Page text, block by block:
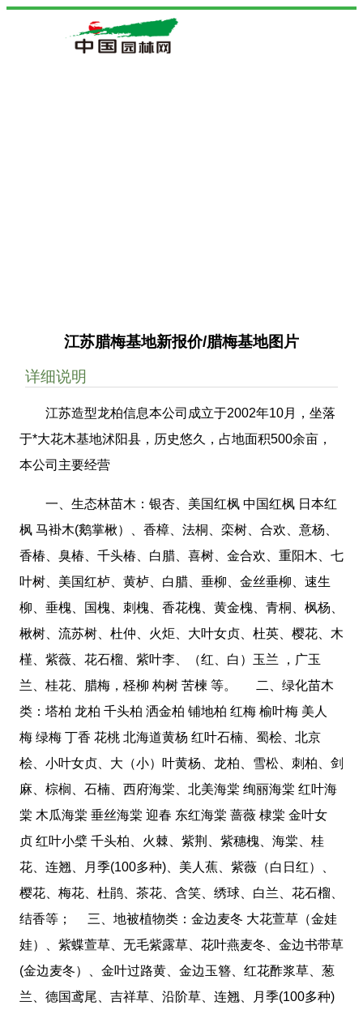
江苏腊梅基地新报价/腊梅基地图片
详细说明
江苏造型龙柏信息本公司成立于2002年10月，坐落
于*大花木基地沭阳县，历史悠久，占地面积500余亩，
本公司主要经营
一、生态林苗木：银杏、美国红枫 中国红枫 日本红
枫 马褂木(鹅掌楸）、香樟、法桐、栾树、合欢、意杨、
香椿、臭椿、千头椿、白腊、喜树、金合欢、重阳木、七
叶树、美国红栌、黄栌、白腊、垂柳、金丝垂柳、速生
柳、垂槐、国槐、刺槐、香花槐、黄金槐、青桐、枫杨、
楸树、流苏树、杜仲、火炬、大叶女贞、杜英、樱花、木
槿、紫薇、花石榴、紫叶李、（红、白）玉兰 ，广玉
兰、桂花、腊梅，柽柳 构树 苦楝 等。 二、绿化苗木
类：塔柏 龙柏 千头柏 洒金柏 铺地柏 红梅 榆叶梅 美人
梅 绿梅 丁香 花桃 北海道黄杨 红叶石楠、蜀桧、北京
桧、小叶女贞、大（小）叶黄杨、龙柏、雪松、刺柏、剑
麻、棕榈、石楠、西府海棠、北美海棠 绚丽海棠 红叶海
棠 木瓜海棠 垂丝海棠 迎春 东红海棠 蔷薇 棣棠 金叶女
贞 红叶小檗 千头柏、火棘、紫荆、紫穗槐、海棠、桂
花、连翘、月季(100多种)、美人蕉、紫薇（白日红）、
樱花、梅花、杜鹃、茶花、含笑、绣球、白兰、花石榴、
结香等； 三、地被植物类：金边麦冬 大花萱草（金娃
娃）、紫蝶萱草、无毛紫露草、花叶燕麦冬、金边书带草
(金边麦冬）、金叶过路黄、金边玉簪、红花酢浆草、葱
兰、德国鸢尾、吉祥草、沿阶草、连翘、月季(100多种)